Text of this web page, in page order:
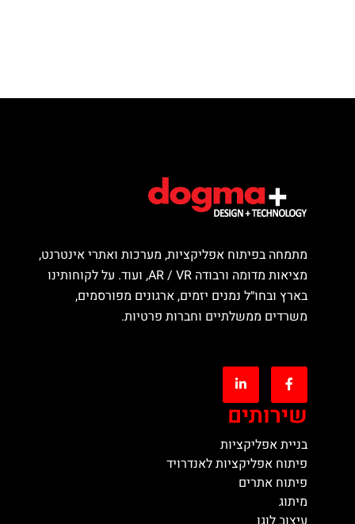
מתמחה בפיתוח אפליקציות, מערכות ואתרי אינטרנט,
מציאות מדומה ורבודה AR / VR, ועוד. על לקוחותינו
בארץ ובחו״ל נמנים יזמים, ארגונים מפורסמים,
משרדים ממשלתיים וחברות פרטיות.
שירותים
בניית אפליקציות
פיתוח אפליקציות לאנדרויד
פיתוח אתרים
מיתוג